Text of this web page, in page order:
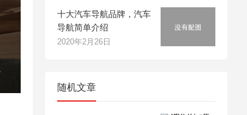
十大汽车导航品牌，汽车
导航简单介绍
2020年2月26日
随机文章